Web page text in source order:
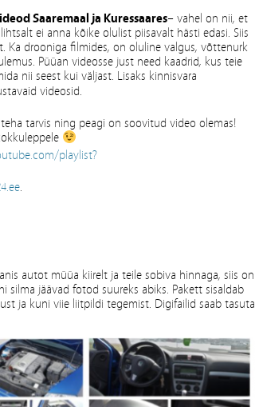
Saaremaal ja Kuressaares– vahel on nii, et
ei anna kõike olulist piisavalt hästi edasi. Siis
Ka drooniga filmides, on oluline valgus, võttenurk
Püüan videosse just need kaadrid, kus teie
nii seest kui väljast. Lisaks kinnisvara
videosid.
tarvis ning peagi on soovitud video olemas!
playlist?
.
autot müüa kiirelt ja teile sobiva hinnaga, siis on
jäävad fotod suureks abiks. Pakett sisaldab
ja kuni viie liitpildi tegemist. Digifailid saab tasuta